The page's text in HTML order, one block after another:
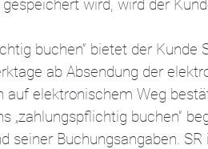
wird, wird der
buchen“ bietet der Kunde
ab Absendung der
elektronischem Weg
buchen“
Buchungsangaben.